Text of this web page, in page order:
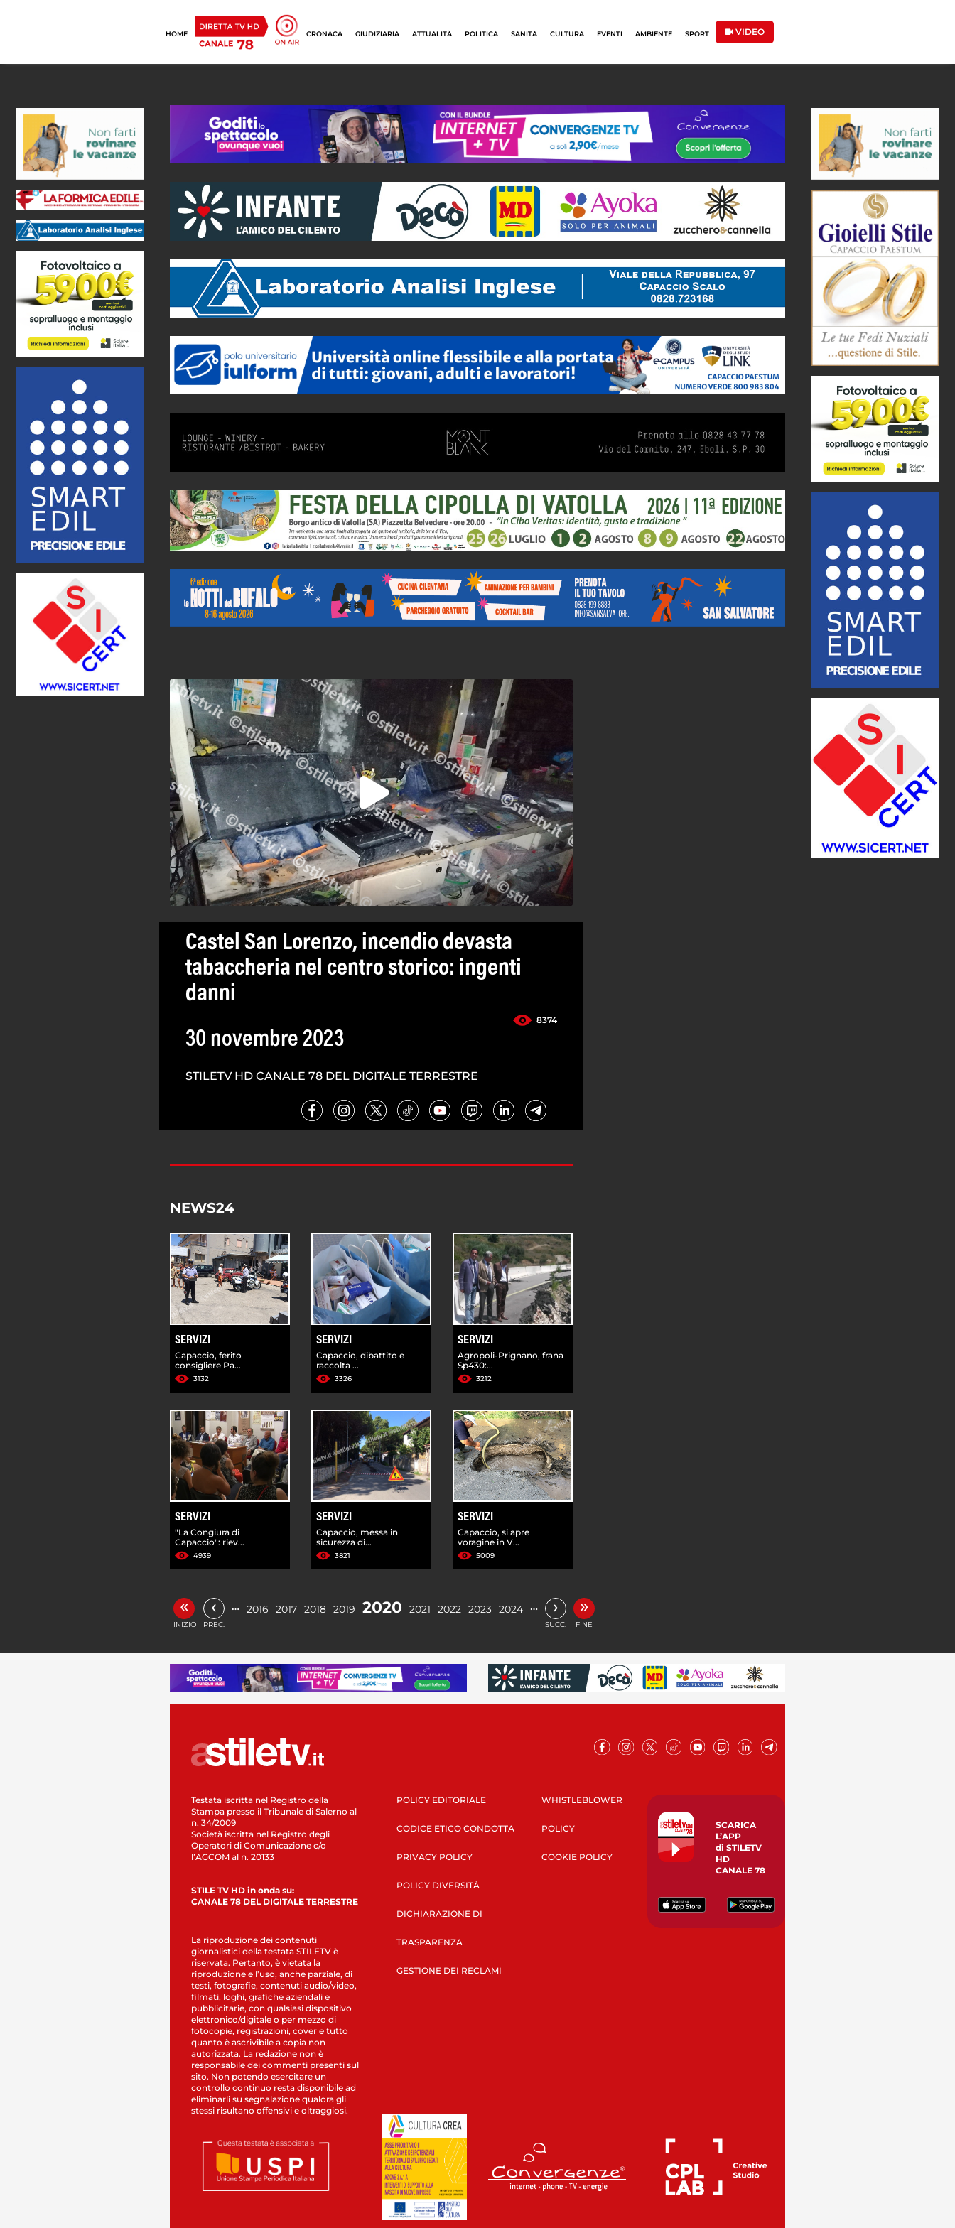
HOME CRONACA GIUDIZIARIA ATTUALITÀ POLITICA SANITÀ CULTURA EVENTI AMBIENTE SPORT VIDEO
Castel San Lorenzo, incendio devasta
tabaccheria nel centro storico: ingenti
danni
8374
30 novembre 2023
STILETV HD CANALE 78 DEL DIGITALE TERRESTRE
NEWS24
SERVIZI
Capaccio, ferito
consigliere Pa...
3132
SERVIZI
Capaccio, dibattito e
raccolta ...
3326
SERVIZI
Agropoli-Prignano, frana
Sp430:...
3212
SERVIZI
"La Congiura di
Capaccio": riev...
4939
SERVIZI
Capaccio, messa in
sicurezza di...
3821
SERVIZI
Capaccio, si apre
voragine in V...
5009
«
INIZIO
‹
PREC.
… 2016 2017 2018 2019 2020 2021 2022 2023 2024 … ›
SUCC.
»
FINE
Testata iscritta nel Registro della
Stampa presso il Tribunale di Salerno al
n. 34/2009
Società iscritta nel Registro degli
Operatori di Comunicazione c/o
l’AGCOM al n. 20133
STILE TV HD in onda su:
CANALE 78 DEL DIGITALE TERRESTRE
La riproduzione dei contenuti
giornalistici della testata STILETV è
riservata. Pertanto, è vietata la
riproduzione e l’uso, anche parziale, di
testi, fotografie, contenuti audio/video,
filmati, loghi, grafiche aziendali e
pubblicitarie, con qualsiasi dispositivo
elettronico/digitale o per mezzo di
fotocopie, registrazioni, cover e tutto
quanto è ascrivibile a copia non
autorizzata. La redazione non è
responsabile dei commenti presenti sul
sito. Non potendo esercitare un
controllo continuo resta disponibile ad
eliminarli su segnalazione qualora gli
stessi risultano offensivi e oltraggiosi.
POLICY EDITORIALE
CODICE ETICO CONDOTTA
PRIVACY POLICY
POLICY DIVERSITÀ
DICHIARAZIONE DI
TRASPARENZA
GESTIONE DEI RECLAMI
WHISTLEBLOWER
POLICY
COOKIE POLICY
SCARICA
L’APP
di STILETV
HD
CANALE 78